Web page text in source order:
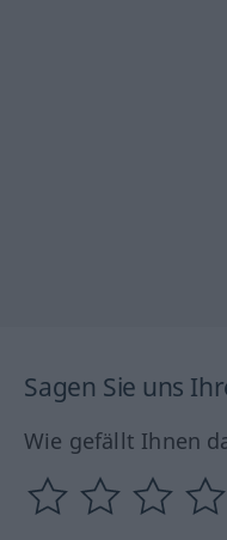
Sagen Sie uns
Wie gefällt Ihnen